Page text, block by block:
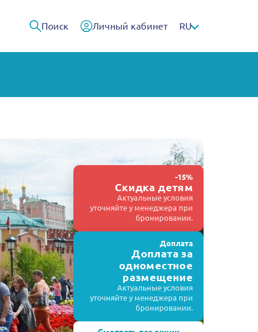
Поиск Личный кабинет RU
-15%
Скидка детям
Актуальные условия
уточняйте у менеджера при
бронировании.
Доплата
Доплата за
одноместное
размещение
Актуальные условия
уточняйте у менеджера при
бронировании.